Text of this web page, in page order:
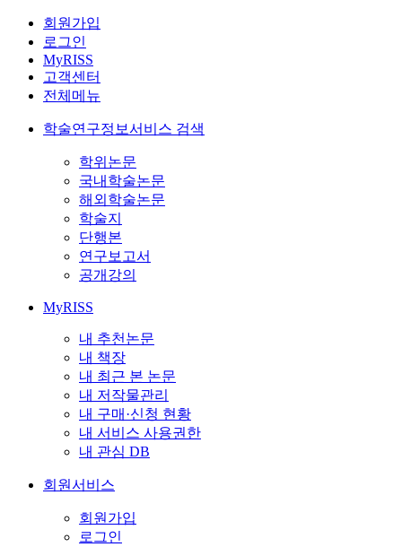
회원가입
로그인
MyRISS
고객센터
전체메뉴
학술연구정보서비스 검색
학위논문
국내학술논문
해외학술논문
학술지
단행본
연구보고서
공개강의
MyRISS
내 추천논문
내 책장
내 최근 본 논문
내 저작물관리
내 구매·신청 현황
내 서비스 사용권한
내 관심 DB
회원서비스
회원가입
로그인